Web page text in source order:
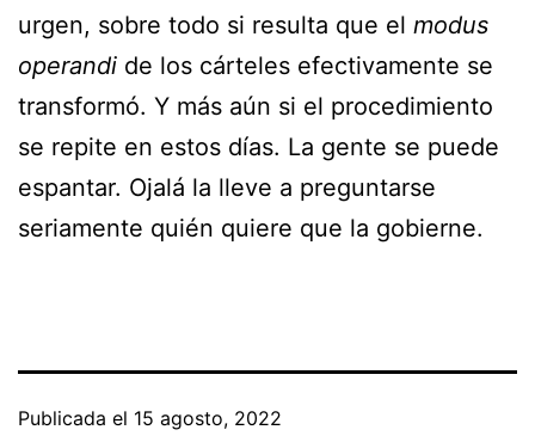
urgen, sobre todo si resulta que el modus
operandi de los cárteles efectivamente se
transformó. Y más aún si el procedimiento
se repite en estos días. La gente se puede
espantar. Ojalá la lleve a preguntarse
seriamente quién quiere que la gobierne.
Publicada el 15 agosto, 2022